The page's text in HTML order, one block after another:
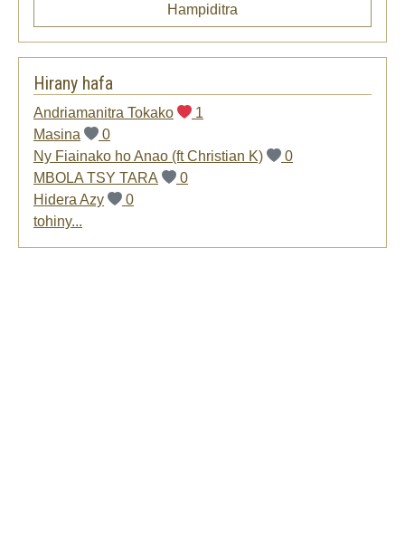
Hampiditra
Hirany hafa
Andriamanitra Tokako
1
Masina
0
Ny Fiainako ho Anao (ft Christian K)
0
MBOLA TSY TARA
0
Hidera Azy
0
tohiny...